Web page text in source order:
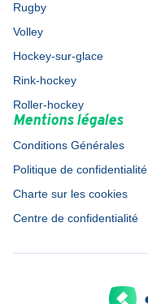
Rugby
Volley
Hockey-sur-glace
Rink-hockey
Roller-hockey
Mentions légales
Conditions Générales
Politique de confidentialité
Charte sur les cookies
Centre de confidentialité